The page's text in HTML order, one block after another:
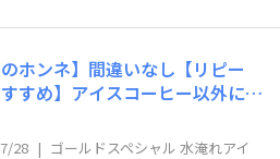
ヒーを味わいたい時にオススメ
ンネ】間違いなし【リピー
すめ】アイスコーヒー以外に、
28 | ゴールドスペシャル 水淹れアイ